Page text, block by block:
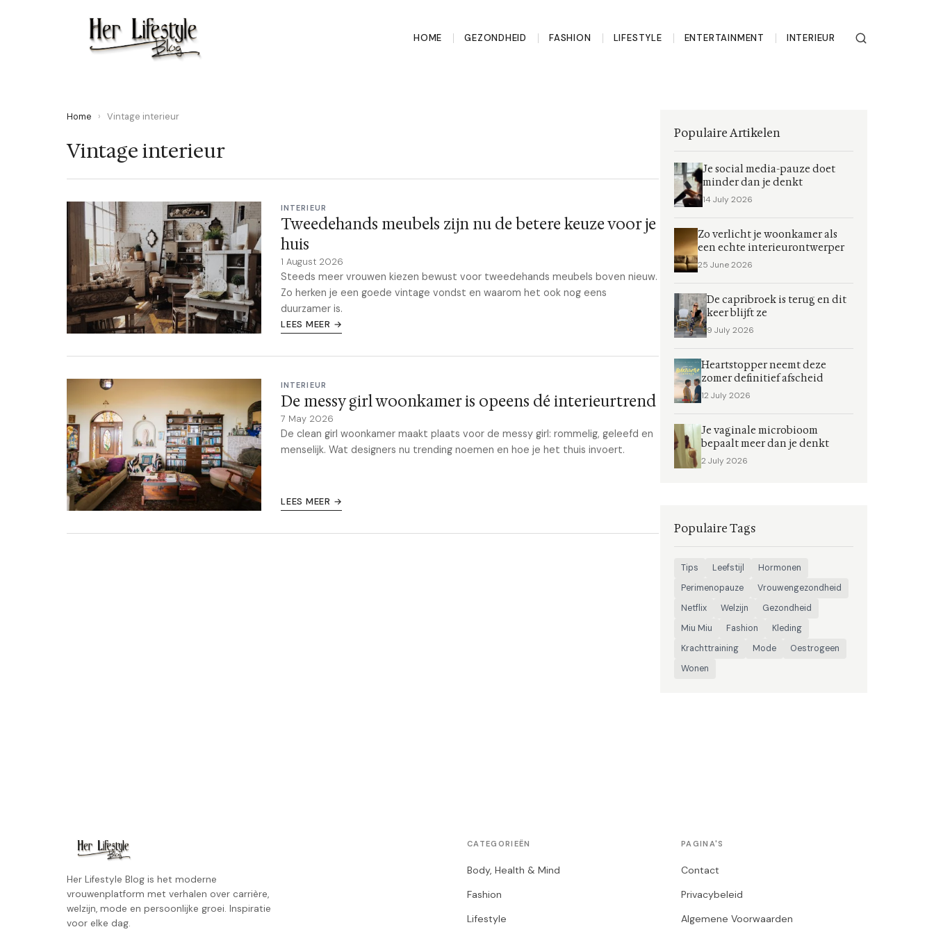
HOME GEZONDHEID FASHION LIFESTYLE ENTERTAINMENT INTERIEUR
Home › Vintage interieur
Vintage interieur
INTERIEUR
Tweedehands meubels zijn nu de betere keuze voor je
huis
1 August 2026
Steeds meer vrouwen kiezen bewust voor tweedehands meubels boven nieuw.
Zo herken je een goede vintage vondst en waarom het ook nog eens
duurzamer is.
LEES MEER →
INTERIEUR
De messy girl woonkamer is opeens dé interieurtrend
7 May 2026
De clean girl woonkamer maakt plaats voor de messy girl: rommelig, geleefd en
menselijk. Wat designers nu trending noemen en hoe je het thuis invoert.
LEES MEER →
Populaire Artikelen
Je social media-pauze doet
minder dan je denkt
14 July 2026
Zo verlicht je woonkamer als
een echte interieurontwerper
25 June 2026
De capribroek is terug en dit
keer blijft ze
9 July 2026
Heartstopper neemt deze
zomer definitief afscheid
12 July 2026
Je vaginale microbioom
bepaalt meer dan je denkt
2 July 2026
Populaire Tags
Tips Leefstijl
Hormonen
Perimenopauze
Vrouwengezondheid
Netflix
Welzijn
Gezondheid
Miu Miu
Fashion
Kleding
Krachttraining
Mode
Oestrogeen
Wonen
Her Lifestyle Blog is het moderne
vrouwenplatform met verhalen over carrière,
welzijn, mode en persoonlijke groei. Inspiratie
voor elke dag.
CATEGORIEËN
Body, Health & Mind
Fashion
Lifestyle
PAGINA'S
Contact
Privacybeleid
Algemene Voorwaarden